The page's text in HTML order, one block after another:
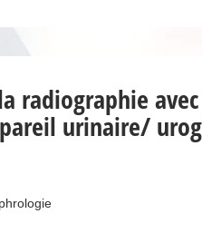
radiographie
urinaire/